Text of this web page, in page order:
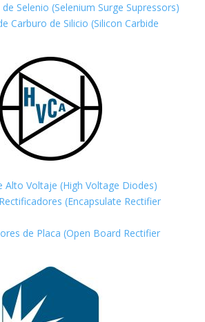
Selenio (Selenium Surge Supressors)
Carburo de Silicio (Silicon Carbide
Alto Voltaje (High Voltage Diodes)
(Encapsulate Rectifier
de Placa (Open Board Rectifier